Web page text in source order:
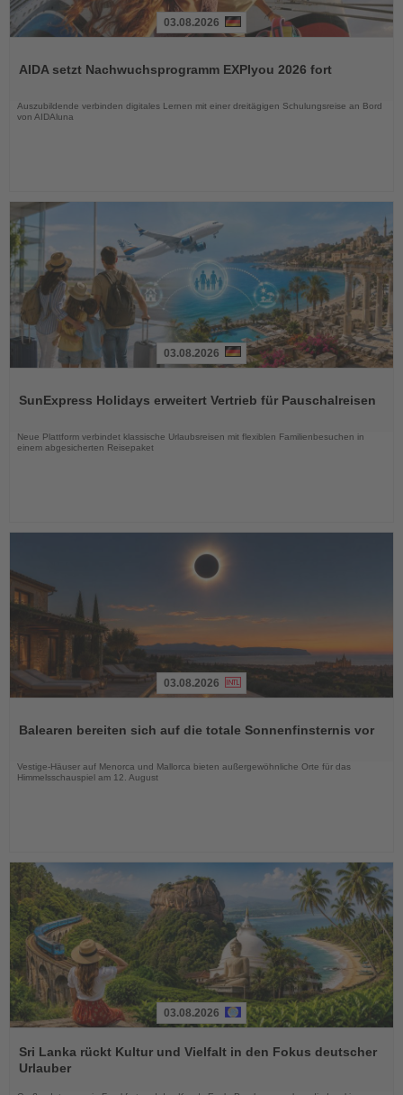
die
03.08.2026
AIDA setzt Nachwuchsprogramm EXPIyou 2026 fort
Auszubildende verbinden digitales Lernen mit einer dreitägigen Schulungsreise an Bord
von AIDAluna
die
03.08.2026
SunExpress Holidays erweitert Vertrieb für Pauschalreisen
Neue Plattform verbindet klassische Urlaubsreisen mit flexiblen Familienbesuchen in
einem abgesicherten Reisepaket
die
03.08.2026
Balearen bereiten sich auf die totale Sonnenfinsternis vor
Vestige-Häuser auf Menorca und Mallorca bieten außergewöhnliche Orte für das
Himmelsschauspiel am 12. August
Sie
die
03.08.2026
Sri Lanka rückt Kultur und Vielfalt in den Fokus deutscher
Urlauber